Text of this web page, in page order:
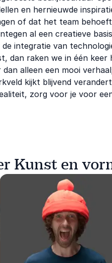
en hernieuwde
of dat het team
al een creatieve
integratie van
dan raken we in één keer
alleen een mooi
kijkt blijvend
zorg voor je voor
Kunst en